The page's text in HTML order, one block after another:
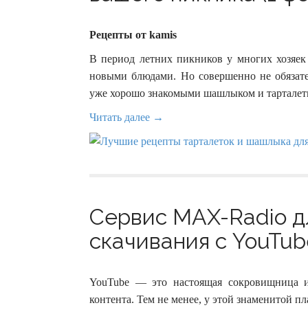
Рецепты от kamis
В период летних пикников у многих
новыми блюдами. Но совершенно не
уже хорошо знакомыми шашлыком и
Читать далее →
Сервис MAX-Radio
скачивания с
YouTube — это настоящая сокровищница
контента. Тем не менее, у этой знаменитой